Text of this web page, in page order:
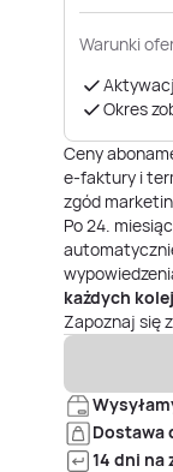
Warunki
Okres
Ceny
e-faktury i
zgód
Po24.
każdych
Zapoznaj się z
Dostawa
14 dni na